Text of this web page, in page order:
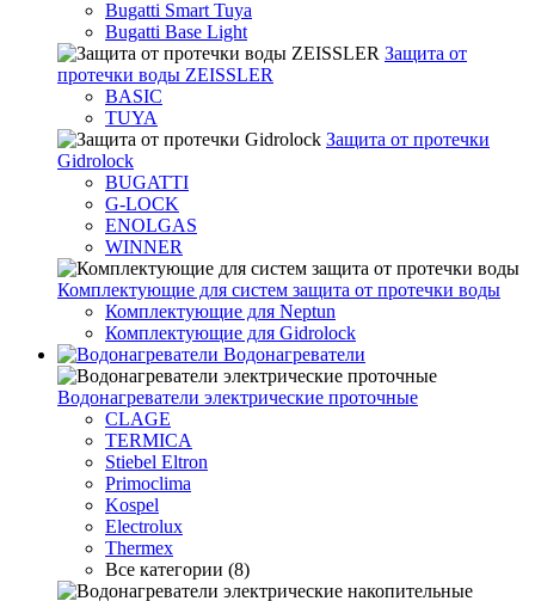
Bugatti Smart Tuya
Bugatti Base Light
Защита от
протечки воды ZEISSLER
BASIC
TUYA
Защита от протечки
Gidrolock
BUGATTI
G-LOCK
ENOLGAS
WINNER
Комплектующие для систем защита от протечки воды
Комплектующие для Neptun
Комплектующие для Gidrolock
Водонагреватели
Водонагреватeли электрические проточные
CLAGE
TERMICA
Stiebel Eltron
Primoclima
Kospel
Electrolux
Thermex
Все категории (8)